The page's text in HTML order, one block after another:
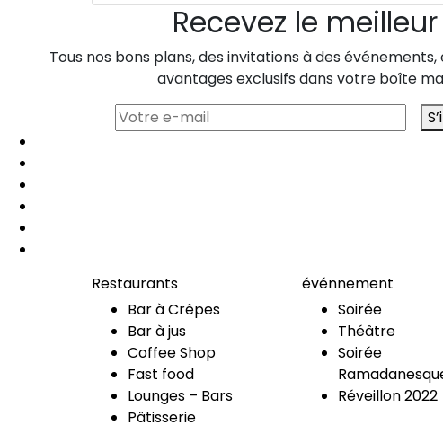
Recevez le meilleur
Tous nos bons plans, des invitations à des
avantages exclusifs dans votre boîte
Restaurants
Bar à Crêpes
Bar à jus
Coffee Shop
Fast food
Lounges – Bars
Pâtisserie
événnement
Soirée
Théâtre
Soirée
Réveillon 2022